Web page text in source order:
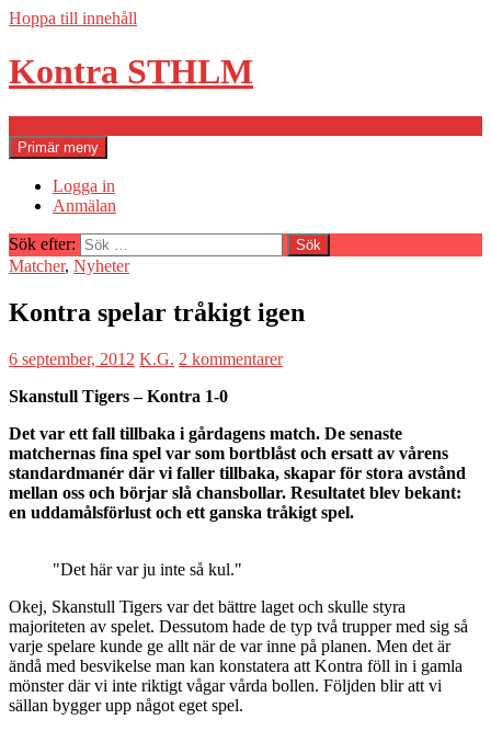
Hoppa till innehåll
Kontra STHLM
Primär meny
Logga in
Anmälan
Sök efter:
Matcher, Nyheter
Kontra spelar tråkigt igen
6 september, 2012 K.G. 2 kommentarer
Skanstull Tigers – Kontra 1-0
Det var ett fall tillbaka i gårdagens match. De senaste
matchernas fina spel var som bortblåst och ersatt av vårens
standardmanér där vi faller tillbaka, skapar för stora avstånd
mellan oss och börjar slå chansbollar. Resultatet blev bekant:
en uddamålsförlust och ett ganska tråkigt spel.
"Det här var ju inte så kul."
Okej, Skanstull Tigers var det bättre laget och skulle styra
majoriteten av spelet. Dessutom hade de typ två trupper med sig så
varje spelare kunde ge allt när de var inne på planen. Men det är
ändå med besvikelse man kan konstatera att Kontra föll in i gamla
mönster där vi inte riktigt vågar vårda bollen. Följden blir att vi
sällan bygger upp något eget spel.